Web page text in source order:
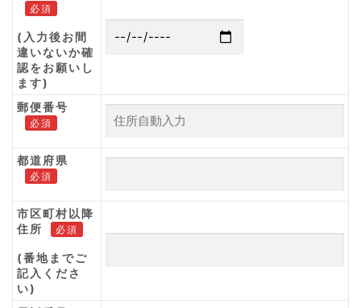
必須
(入力後お間
違いないか確
認をお願いし
ます)
郵便番号
必須
都道府県
必須
市区町村以降
住所
必須
(番地までご
記入くださ
い)